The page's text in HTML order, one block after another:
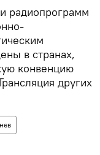
радиопрограмм
в странах,
конвенцию
других